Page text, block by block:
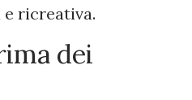
ricreativa.
dei